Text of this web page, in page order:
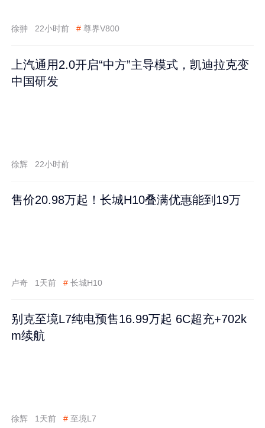
徐翀 22小时前 # 尊界V800
上汽通用2.0开启“中方”主导模式，凯迪拉克变
中国研发
徐辉 22小时前
售价20.98万起！长城H10叠满优惠能到19万
卢奇 1天前 # 长城H10
别克至境L7纯电预售16.99万起 6C超充+702k
m续航
徐辉 1天前 # 至境L7